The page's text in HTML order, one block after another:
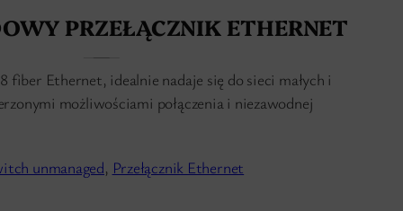
PRZEŁĄCZNIK ETHERNET
fiber Ethernet, idealnie nadaje się do sieci małych i
możliwościami połączenia i niezawodnej
unmanaged, Przełącznik Ethernet